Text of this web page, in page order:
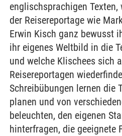
englischsprachigen
der Reisereportage wie
Erwin Kisch ganz bewusst
ihr eigenes Weltbild in die
und welche Klischees sich
Reisereportagen
Schreibübungen lernen die
planen und von
beleuchten, den eigenen
hinterfragen, die geeignete